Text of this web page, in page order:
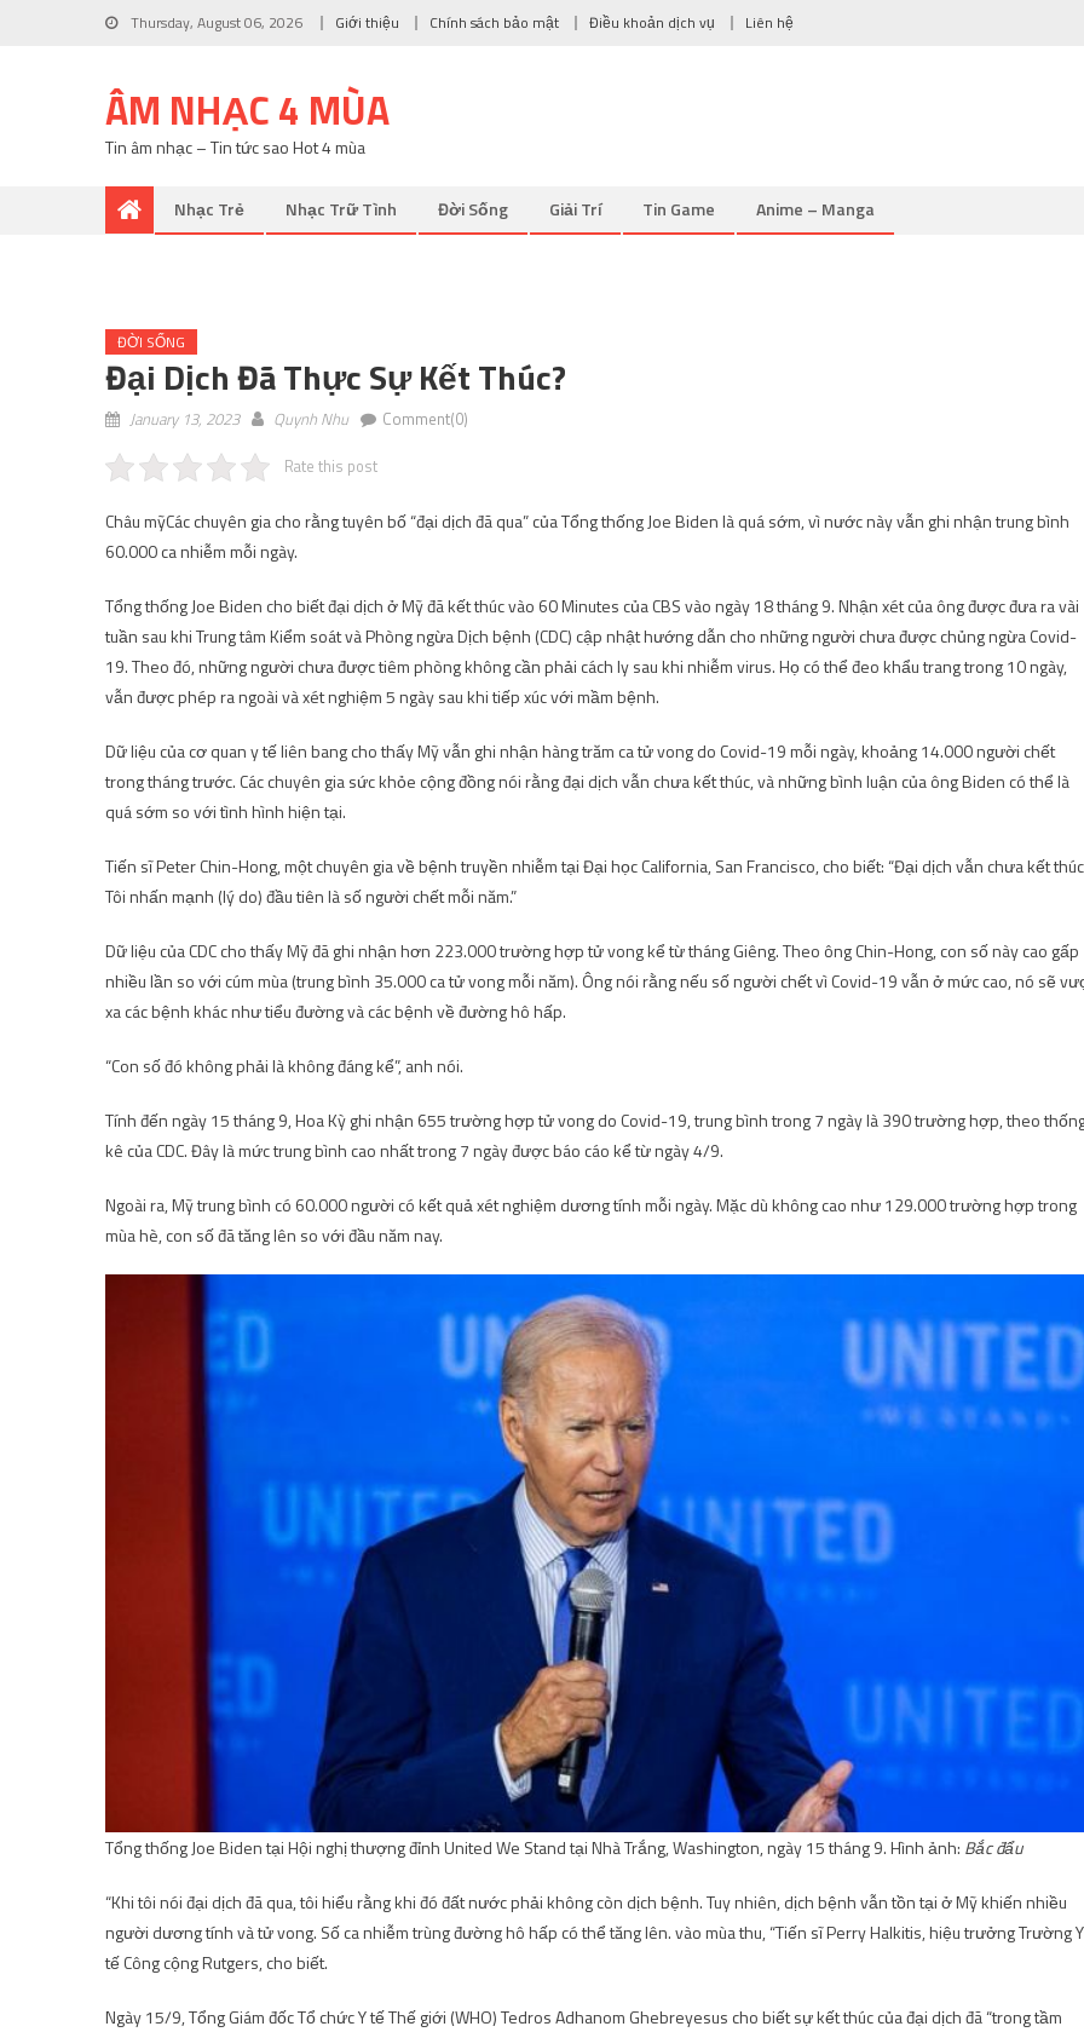
Thursday, August 06, 2026 Giới thiệu Chính sách bảo mật Điều khoản dịch vụ Liên hệ
ÂM NHẠC 4 MÙA
Tin âm nhạc – Tin tức sao Hot 4 mùa
Nhạc Trẻ Nhạc Trữ Tình Đời Sống Giải Trí Tin Game Anime – Manga
ĐỜI SỐNG
Đại Dịch Đã Thực Sự Kết Thúc?
January 13, 2023 Quynh Nhu Comment(0)
Rate this post
Châu mỹCác chuyên gia cho rằng tuyên bố “đại dịch đã qua” của Tổng thống Joe Biden là quá sớm, vì nước này vẫn ghi nhận trung bình
60.000 ca nhiễm mỗi ngày.
Tổng thống Joe Biden cho biết đại dịch ở Mỹ đã kết thúc vào 60 Minutes của CBS vào ngày 18 tháng 9. Nhận xét của ông được đưa ra vài
tuần sau khi Trung tâm Kiểm soát và Phòng ngừa Dịch bệnh (CDC) cập nhật hướng dẫn cho những người chưa được chủng ngừa Covid-
19. Theo đó, những người chưa được tiêm phòng không cần phải cách ly sau khi nhiễm virus. Họ có thể đeo khẩu trang trong 10 ngày,
vẫn được phép ra ngoài và xét nghiệm 5 ngày sau khi tiếp xúc với mầm bệnh.
Dữ liệu của cơ quan y tế liên bang cho thấy Mỹ vẫn ghi nhận hàng trăm ca tử vong do Covid-19 mỗi ngày, khoảng 14.000 người chết
trong tháng trước. Các chuyên gia sức khỏe cộng đồng nói rằng đại dịch vẫn chưa kết thúc, và những bình luận của ông Biden có thể là
quá sớm so với tình hình hiện tại.
Tiến sĩ Peter Chin-Hong, một chuyên gia về bệnh truyền nhiễm tại Đại học California, San Francisco, cho biết: “Đại dịch vẫn chưa kết
Tôi nhấn mạnh (lý do) đầu tiên là số người chết mỗi năm.”
Dữ liệu của CDC cho thấy Mỹ đã ghi nhận hơn 223.000 trường hợp tử vong kể từ tháng Giêng. Theo ông Chin-Hong, con số này cao gấp
nhiều lần so với cúm mùa (trung bình 35.000 ca tử vong mỗi năm). Ông nói rằng nếu số người chết vì Covid-19 vẫn ở mức cao, nó sẽ
xa các bệnh khác như tiểu đường và các bệnh về đường hô hấp.
“Con số đó không phải là không đáng kể”, anh nói.
Tính đến ngày 15 tháng 9, Hoa Kỳ ghi nhận 655 trường hợp tử vong do Covid-19, trung bình trong 7 ngày là 390 trường hợp, theo
kê của CDC. Đây là mức trung bình cao nhất trong 7 ngày được báo cáo kể từ ngày 4/9.
Ngoài ra, Mỹ trung bình có 60.000 người có kết quả xét nghiệm dương tính mỗi ngày. Mặc dù không cao như 129.000 trường hợp trong
mùa hè, con số đã tăng lên so với đầu năm nay.
Tổng thống Joe Biden tại Hội nghị thượng đỉnh United We Stand tại Nhà Trắng, Washington, ngày 15 tháng 9. Hình ảnh: Bắc đẩu
“Khi tôi nói đại dịch đã qua, tôi hiểu rằng khi đó đất nước phải không còn dịch bệnh. Tuy nhiên, dịch bệnh vẫn tồn tại ở Mỹ khiến nhiều
người dương tính và tử vong. Số ca nhiễm trùng đường hô hấp có thể tăng lên. vào mùa thu, “Tiến sĩ Perry Halkitis, hiệu trưởng Trường Y
tế Công cộng Rutgers, cho biết.
Ngày 15/9, Tổng Giám đốc Tổ chức Y tế Thế giới (WHO) Tedros Adhanom Ghebreyesus cho biết sự kết thúc của đại dịch đã “trong tầm